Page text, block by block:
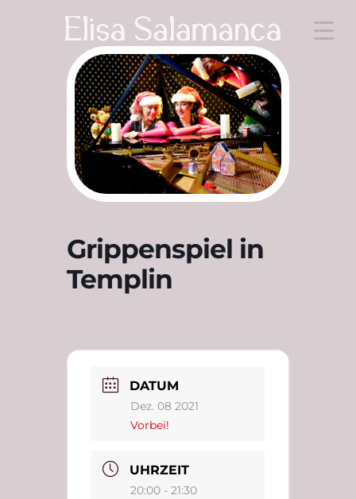
Grippenspiel in
Templin
DATUM
Dez. 08 2021
Vorbei!
UHRZEIT
20:00 - 21:30